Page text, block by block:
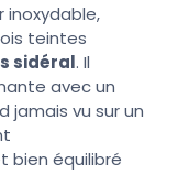
inoxydable,
teintes
sidéral. Il
avec un
jamais vu sur un
bien équilibré